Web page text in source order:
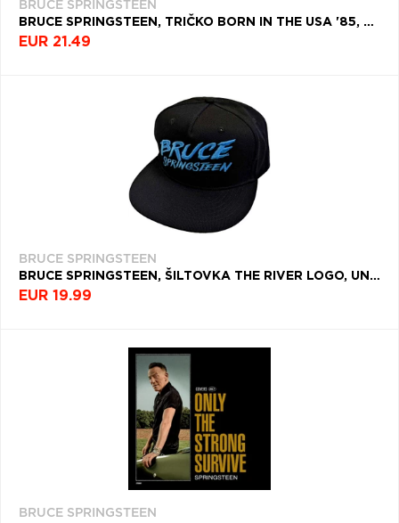
BRUCE SPRINGSTEEN
BRUCE SPRINGSTEEN, TRIČKO BORN IN THE USA '85, UNISEX, NATURAL
EUR 21.49
BRUCE SPRINGSTEEN
BRUCE SPRINGSTEEN, ŠILTOVKA THE RIVER LOGO, UNISEX, ČIERNA
EUR 19.99
BRUCE SPRINGSTEEN